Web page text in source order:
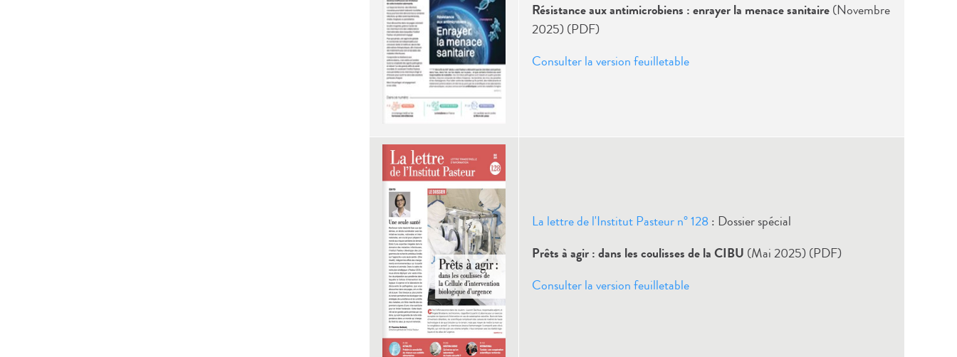
Résistance aux antimicrobiens : enrayer la menace sanitaire(Novembre
2025) (PDF)
Consulter la version feuilletable
La lettre de l'Institut Pasteur n° 128: Dossier spécial
Prêts à agir : dans les coulisses de la CIBU (Mai 2025) (PDF)
Consulter la version feuilletable